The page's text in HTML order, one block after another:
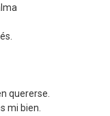
quererse.
mi bien.